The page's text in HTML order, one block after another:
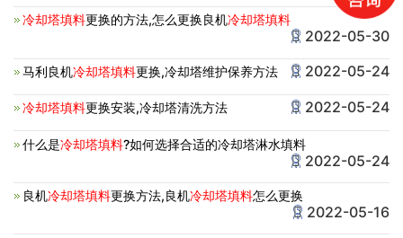
冷却塔填料更换的方法,怎么更换良机冷却塔填料
2022-05-30
马利良机冷却塔填料更换,冷却塔维护保养方法 2022-05-24
冷却塔填料更换安装,冷却塔清洗方法 2022-05-24
什么是冷却塔填料?如何选择合适的冷却塔淋水填料
2022-05-24
良机冷却塔填料更换方法,良机冷却塔填料怎么更换
2022-05-16